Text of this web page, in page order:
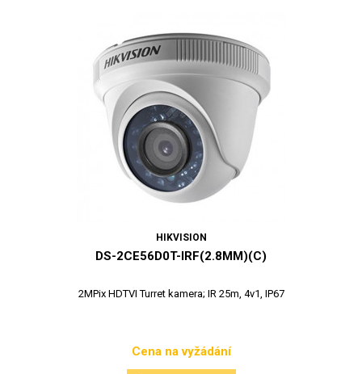
HIKVISION
DS-2CE56D0T-IRF(2.8MM)(C)
2MPix HDTVI Turret kamera; IR 25m, 4v1, IP67
Cena
Cena na vyžádání